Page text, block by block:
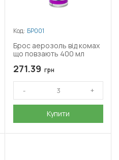
Код: БР001
Брос аерозоль від комах
що повзають 400 мл
271.39 грн
Купити